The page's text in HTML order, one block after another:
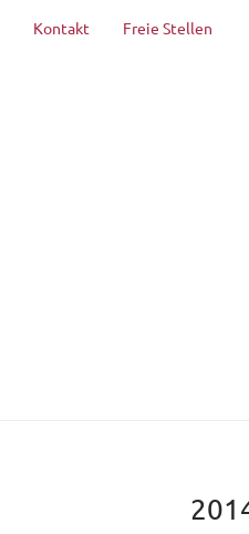
Kontakt
Freie Stellen